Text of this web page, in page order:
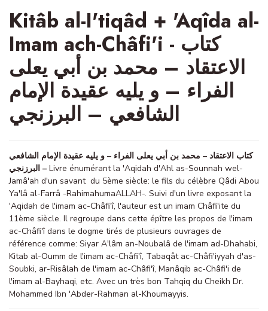
Kitâb al-I'tiqâd + 'Aqîda al-
Imam ach-Châfi'i - كتاب
الاعتقاد – محمد بن أبي يعلى
الفراء – و يليه عقيدة الإمام
الشافعي – البرزنجي
كتاب الاعتقاد – محمد بن أبي يعلى الفراء – و يليه عقيدة الإمام الشافعي
– البرزنجي Livre énumérant la 'Aqidah d'Ahl as-Sounnah wel-
Jamâ'ah d'un savant du 5ème siècle: le fils du célèbre Qâdi Abou
Ya'lâ al-Farrâ -RahimahumaALLAH-. Suivi d'un livre exposant la
'Aqidah de l'imam ac-Châfi'î, l'auteur est un imam Châfi'ite du
11ème siècle. Il regroupe dans cette épître les propos de l'imam
ac-Châfi'î dans le dogme tirés de plusieurs ouvrages de
référence comme: Siyar A'lâm an-Noubalâ de l'imam ad-Dhahabi,
Kitab al-Oumm de l'imam ac-Châfi'î, Tabaqât ac-Châfi'iyyah d'as-
Soubki, ar-Risâlah de l'imam ac-Châfi'î, Manâqib ac-Châfi'i de
l'imam al-Bayhaqi, etc. Avec un très bon Tahqiq du Cheikh Dr.
Mohammed Ibn 'Abder-Rahman al-Khoumayyis.